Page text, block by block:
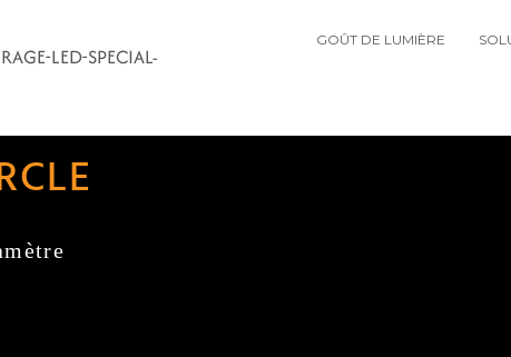
GOÛT DE LUMIÈRE